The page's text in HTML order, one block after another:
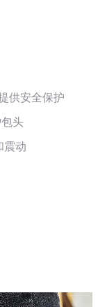
供安全保护
头
震动